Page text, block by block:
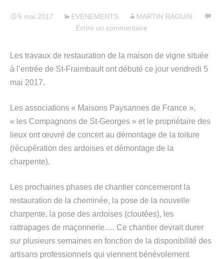
5 mai 2017 EVENEMENTS
MARTIN RAGUIN
Écrire un commentaire
Les travaux de restauration de la maison de vigne située
à l’entrée de St-Fraimbault ont débuté ce jour vendredi 5
mai 2017.
Les associations « Maisons Paysannes de France »,
« les Compagnons de St-Georges » et le propriétaire des
lieux ont œuvré de concert au démontage de la toiture
(récupération des ardoises et démontage de la
charpente).
Les prochaines phases de chantier concerneront la
restauration de la cheminée, la pose de la nouvelle
charpente, la pose des ardoises (cloutées), les
rattrapages de maçonnerie…. Ce chantier devrait durer
sur plusieurs semaines en fonction de la disponibilité des
artisans professionnels qui viennent bénévolement